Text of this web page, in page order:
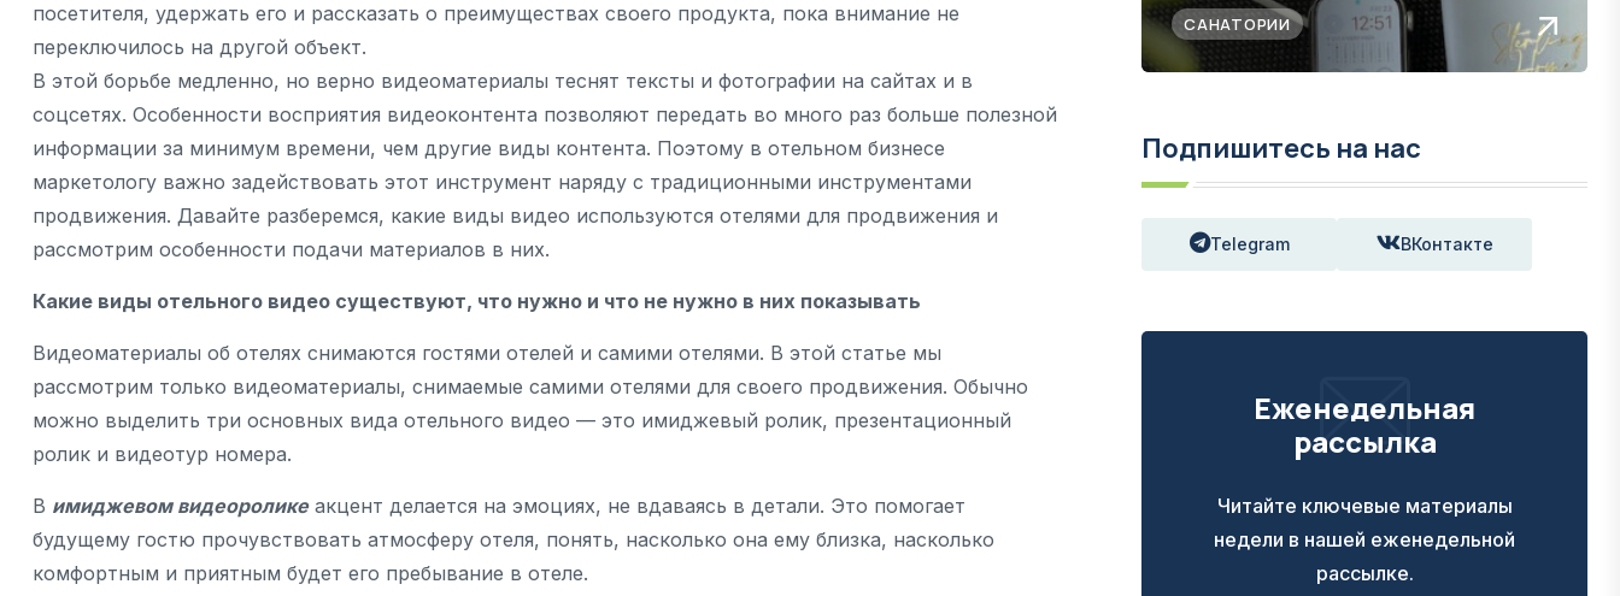
посетителя, удержать его и рассказать о преимуществах своего продукта, пока внимание не
переключилось на другой объект.
В этой борьбе медленно, но верно видеоматериалы теснят тексты и фотографии на сайтах и в
соцсетях. Особенности восприятия видеоконтента позволяют передать во много раз больше полезной
информации за минимум времени, чем другие виды контента. Поэтому в отельном бизнесе
маркетологу важно задействовать этот инструмент наряду с традиционными инструментами
продвижения. Давайте разберемся, какие виды видео используются отелями для продвижения и
рассмотрим особенности подачи материалов в них.
Какие виды отельного видео существуют, что нужно и что не нужно в них показывать
Видеоматериалы об отелях снимаются гостями отелей и самими отелями. В этой статье мы
рассмотрим только видеоматериалы, снимаемые самими отелями для своего продвижения. Обычно
можно выделить три основных вида отельного видео — это имиджевый ролик, презентационный
ролик и видеотур номера.
В имиджевом видеоролике акцент делается на эмоциях, не вдаваясь в детали. Это помогает
будущему гостю прочувствовать атмосферу отеля, понять, насколько она ему близка, насколько
комфортным и приятным будет его пребывание в отеле.
САНАТОРИИ
Подпишитесь на нас
Telegram ВКонтакте
Еженедельная
рассылка
Читайте ключевые материалы
недели в нашей еженедельной
рассылке.